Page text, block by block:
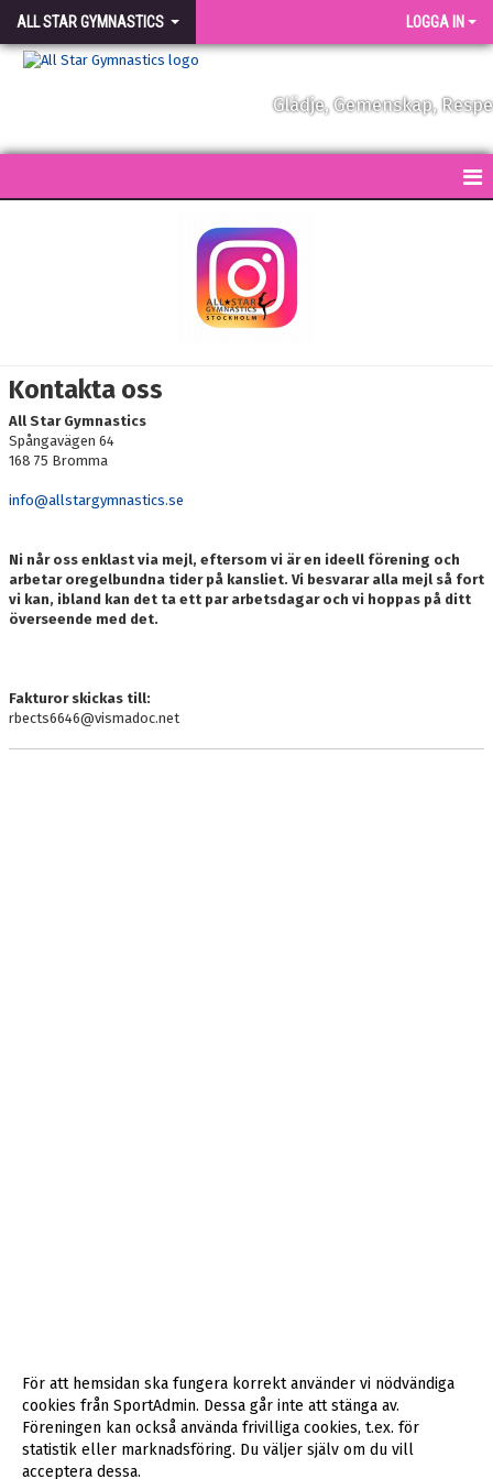
ALL STAR GYMNASTICS LOGGA IN
Glädje, Gemenskap,
VÅRA TRÄNARE
FÖRENINGSKLÄDER
DOKUMENT
BOKNING
FRITIDSKORTET
Kontakta oss
All Star Gymnastics
Spångavägen 64
168 75 Bromma
info@allstargymnastics.se
Ni når oss enklast via mejl, eftersom vi är en ideell förening och
arbetar oregelbundna tider på kansliet. Vi besvarar alla mejl så fort
vi kan, ibland kan det ta ett par arbetsdagar och vi hoppas på ditt
överseende med det.
Fakturor skickas till:
rbects6646@vismadoc.net
För att hemsidan ska fungera korrekt använder vi nödvändiga
cookies från SportAdmin. Dessa går inte att stänga av.
Föreningen kan också använda frivilliga cookies, t.ex. för
statistik eller marknadsföring. Du väljer själv om du vill
acceptera dessa.